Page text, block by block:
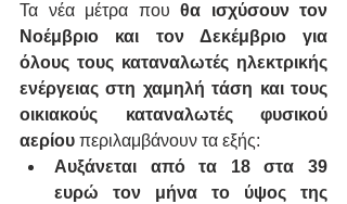
Τα νέα μέτρα που θα ισχύσουν τον
Νοέμβριο και τον Δεκέμβριο για
όλους τους καταναλωτές ηλεκτρικής
ενέργειας στη χαμηλή τάση και τους
οικιακούς καταναλωτές φυσικού
αερίου περιλαμβάνουν τα εξής:
Αυξάνεται από τα 18 στα 39
ευρώ τον μήνα το ύψος της